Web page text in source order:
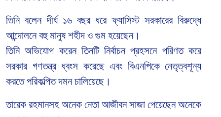
তিনি বলেন দীর্ঘ ১৬ বছর ধরে ফ্যাসিস্ট সরকারের বিরুদ্ধে
আন্দোলনে বহু মানুষ শহীদ ও গুম হয়েছেন।
তিনি অভিযোগ করেন তিনটি নির্বাচন প্রহসনে পরিণত করে
সরকার গণতন্ত্র ধ্বংস করেছে এবং বিএনপিকে নেতৃত্বশূন্য
করতে পরিকল্পিত দমন চালিয়েছে।
তারেক রহমানসহ অনেক নেতা আজীবন সাজা পেয়েছেন অনেকে